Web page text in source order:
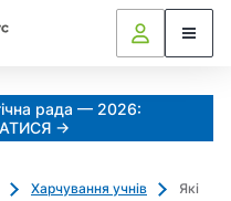
рада — 2026:
→
Харчування учнів
Які